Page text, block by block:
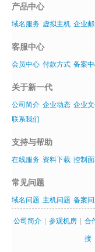
产品中心
域名服务 虚拟主机 企业
客服中心
会员中心 付款方式 备案
关于新一代
公司简介 企业动态 企业
联系我们
支持与帮助
在线服务 资料下载 控制
常见问题
域名问题 主机问题 备案
公司简介 | 参观机房 | 合
接